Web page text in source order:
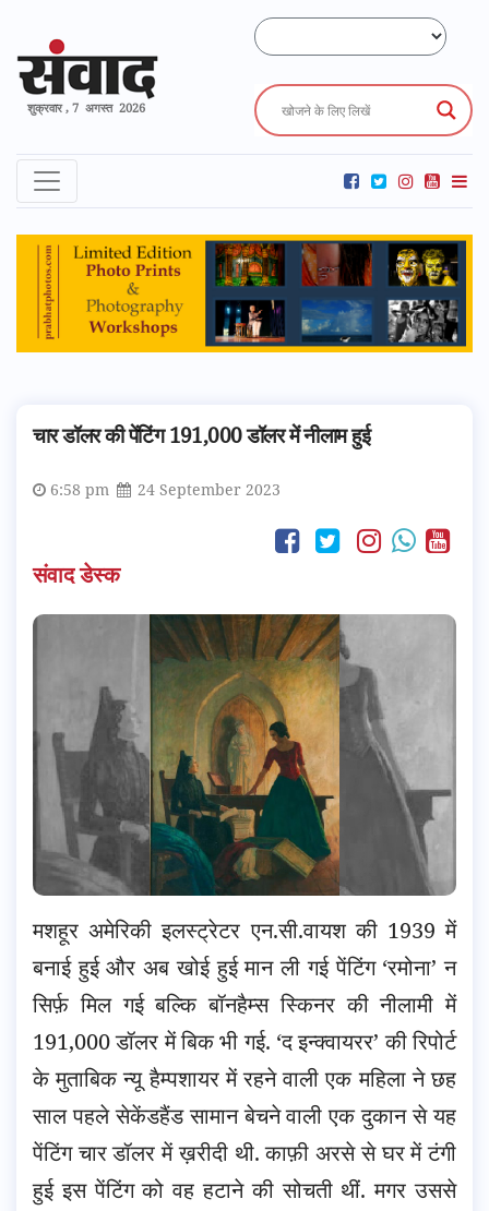
शुक्रवार , 7 अगस्त 2026
चार डॉलर की पेंटिंग 191,000 डॉलर में नीलाम हुई
6:58 pm 24 September 2023
संवाद डेस्क
मशहूर अमेरिकी इलस्ट्रेटर एन.सी.वायश की 1939 में
बनाई हुई और अब खोई हुई मान ली गई पेंटिंग ‘रमोना’ न
सिर्फ़ मिल गई बल्कि बॉनहैम्स स्किनर की नीलामी में
191,000 डॉलर में बिक भी गई. ‘द इन्क्वायरर’ की रिपोर्ट
के मुताबिक न्यू हैम्पशायर में रहने वाली एक महिलाने छह
साल पहले सेकेंडहैंड सामान बेचने वाली एक दुकान से यह
पेंटिंग चार डॉलर में ख़रीदी थी. काफ़ी अरसे से घर में टंगी
हुई इस पेंटिंग को वह हटाने की सोचती थीं. मगर उससे